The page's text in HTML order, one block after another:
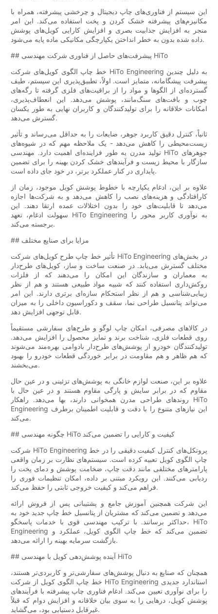
این سیستم از فناوری‌های چاپ دیجیتال و چرخشی پیشرفته، همراه با
مکانیزم‌های پیشرفته خشک کردن و پخت استفاده می‌کند. این امر
منجر به افزایش جذابیت بصری و افزایش کارایی کویل‌های پوشش
داده شده بدون به خطر انداختن یکپارچگی مکانیکی ماده پایه می‌شود.
## پیشرفت‌های حاصل از فناوری شرکت مهندسی HiTo
خط چاپ الگوی کویل‌های شرکت HiTo Engineering به دلیل چندین
پیشرفت پیشگامانه، متمایز است. اولاً، تطبیق‌پذیری این سیستم، طیف
گسترده‌ای از الگوها و مواد را از براقیت‌های فلزی گرفته تا رگه‌های
چوب و بافت‌های سنگ‌مانند، پوشش می‌دهد. این انعطاف‌پذیری،
امکانات خلاقانه را برای تولیدکنندگان و کاربران نهایی به طور یکسان
گسترش می‌دهد.
ثانیاً، کنترل دقیق کاربرد جوهر، ضایعات را به حداقل می‌رساند و تأثیر
زیست‌محیطی را کاهش می‌دهد - یک ملاحظه مهم که در شیوه‌های
تولید مدرن به طور فزاینده‌ای اهمیت دارد. مهندسی HiTo جوهرهای
سازگار با محیط زیست و فرآیندهای خشک کردن بهینه را برای تضمین
پایداری در کنار عملکرد برتر، در خود جای داده است.
علاوه بر این، ادغام یکپارچه با خطوط پوشش کویل موجود، زمان از
کارافتادگی و هزینه‌های نصب را کاهش می‌دهد و به شرکت‌ها اجازه
می‌دهد تا قابلیت‌های خود را بدون اختلالات عمده ارتقا دهند. این
سهولت ادغام، تعهد HiTo Engineering به نوآوری کاربر محور را
برجسته می‌کند.
## مزایا برای صنایع مختلف
تأثیر خط چاپ طرح کویل‌های شرکت HiTo Engineering در بخش‌های
مختلف گسترش می‌یابد. در صنعت ساخت و ساز، کویل‌های طرح‌دار
به معماران و سازندگان این امکان را می‌دهند که از فلزات
روکش‌داری استفاده کنند که شبیه مواد طبیعی هستند و هم از نظر
زیبایی‌شناسی و هم از نظر استحکام سازه‌ای برتری دارند. این امر
می‌تواند پتانسیل طراحی نما، سقف و دکوراسیون داخلی را به میزان
قابل توجهی افزایش دهد.
در کالاهای مصرفی، امکان چاپ لوگو و طرح‌های سفارشی مستقیماً
روی قطعات فلزی، شناخت برند و تمایز محصول را افزایش می‌دهد.
تولیدکنندگان خودرو از پوشش‌های طرح‌دار بادوامی بهره‌مند می‌شوند
که هم ظاهر و هم مقاومت در برابر خوردگی قطعات خودرو را بهبود
می‌بخشند.
علاوه بر این، صنعت لوازم خانگی به پوشش‌های تزئینی و در عین حال
مقاوم که در برابر سایش و پارگی مقاوم هستند و در عین حال با
روندهای طراحی مدرن همخوانی دارند، بها می‌دهد. راهکار HiTo
Engineering این نیازهای متنوع را با دقت و قابلیت اطمینان برطرف
می‌کند.
## چگونه مهندسی HiTo کیفیت و کارایی را تضمین می‌کند
شرکت HiTo Engineering پروتکل‌های کنترل کیفیت دقیقی را در خط
چاپ الگوی کویل تعبیه کرده است. سیستم‌های نظارت بر زمان واقعی
پارامترهای مختلفی مانند دقت چاپ، ضخامت پوشش و دمای پخت را
ردیابی می‌کنند. این رویکرد مبتنی بر داده، امکان تنظیمات فوری را
فراهم می‌کند و کیفیت خروجی ثابتی را حفظ می‌کند.
این شرکت همچنین آموزش جامع و پشتیبانی پس از فروش ارائه
می‌دهد و تضمین می‌کند که مشتریان از پتانسیل خط چاپ جدید خود به
حداکثر برسانند. با ترکیب مهندسی قوی با خدمات پاسخگو، HiTo
Engineering تضمین می‌کند که خط چاپ الگوی کویل، عملکرد و
بازگشت سرمایه بهینه را ارائه می‌دهد.
## آینده پوشش‌دهی کویل با مهندسی HiTo
همچنان که صنایع به دنبال پوشش‌های سفارشی‌تر و کاربردی‌تر هستند،
خط چاپ الگوی کویل از شرکت HiTo Engineering استاندارد جدیدی
را برای نوآوری تعیین می‌کند. ادغام فناوری چاپ پیشرفته با فرآیندهای
پوشش کویل، درهایی را به سوی بیان خلاقانه و افزایش دوام که قبلاً
غیرقابل دستیابی بود، می‌گشاید.